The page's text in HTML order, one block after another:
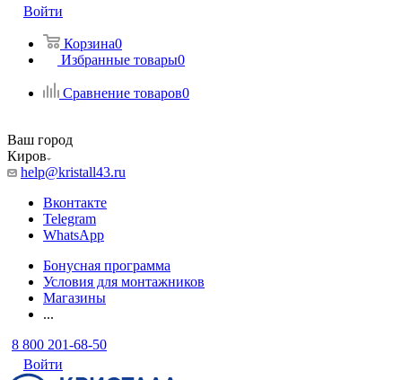
Войти
Корзина0
Избранные товары0
Сравнение товаров0
Ваш город
Киров
help@kristall43.ru
Вконтакте
Telegram
WhatsApp
Бонусная программа
Условия для монтажников
Магазины
...
8 800 201-68-50
Войти